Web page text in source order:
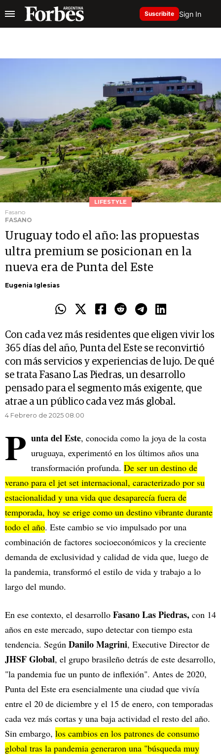
Suscribite Sign In
LIFESTYLE
Fasano
FASANO
Uruguay todo el año: las propuestas
ultra premium se posicionan en la
nueva era de Punta del Este
Eugenia Iglesias
Con cada vez más residentes que eligen vivir los
365 días del año, Punta del Este se reconvirtió
con más servicios y experiencias de lujo. De qué
se trata Fasano Las Piedras, un desarrollo
pensado para el segmento más exigente, que
atrae a un público cada vez más global.
4 Febrero de 2025 08.00
P unta del Este, conocida como la joya de la costa
uruguaya, experimentó en los últimos años una
transformación profunda. De ser un destino de
verano para el jet set internacional, caracterizado por su
estacionalidad y una vida que desaparecía fuera de
temporada, hoy se erige como un destino vibrante durante
todo el año. Este cambio se vio impulsado por una
combinación de factores socioeconómicos y la creciente
demanda de exclusividad y calidad de vida que, luego de
la pandemia, transformó el estilo de vida y trabajo a lo
largo del mundo.
En ese contexto, el desarrollo Fasano Las Piedras, con 14
años en este mercado, supo detectar con tiempo esta
tendencia. Según Danilo Magrini, Executive Director de
JHSF Global, el grupo brasileño detrás de este desarrollo,
"la pandemia fue un punto de inflexión". Antes de 2020,
Punta del Este era esencialmente una ciudad que vivía
entre el 20 de diciembre y el 15 de enero, con temporadas
cada vez más cortas y una baja actividad el resto del año.
Sin embargo, los cambios en los patrones de consumo
global tras la pandemia generaron una "búsqueda muy